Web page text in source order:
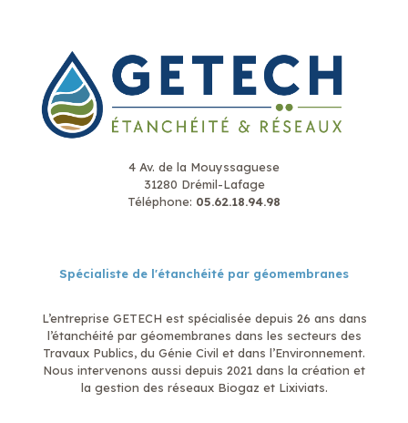
4 Av. de la Mouyssaguese
31280 Drémil-Lafage
Téléphone: 05.62.18.94.98
Spécialiste de l'étanchéité par géomembranes
L’entreprise GETECH est spécialisée depuis 26 ans dans
l’étanchéité par géomembranes dans les secteurs des
Travaux Publics, du Génie Civil et dans l’Environnement.
Nous intervenons aussi depuis 2021 dans la création et
la gestion des réseaux Biogaz et Lixiviats.